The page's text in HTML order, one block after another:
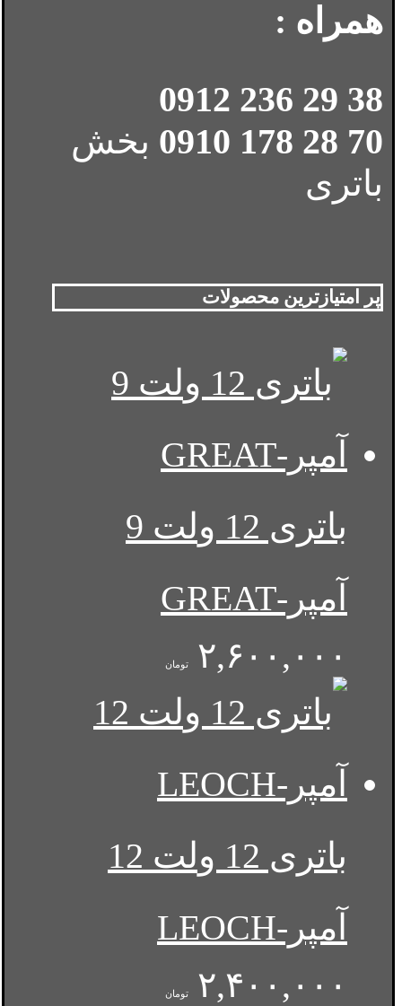
همراه :
38 29 236 0912
70 28 178 0910
بخش
باتری
پر امتیازترین محصولات
باتری 12 ولت 9
آمپر-GREAT
۲,۶۰۰,۰۰۰
تومان
باتری 12 ولت 12
آمپر-LEOCH
۲,۴۰۰,۰۰۰
تومان